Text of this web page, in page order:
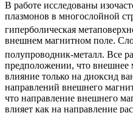
В работе исследованы
плазмонов в многослойной
гиперболическая
внешнем магнитном поле.
полупроводник-металл. Все
предположении, что внешнее
влияние только на диоксид
направлений внешнего
что направление внешнего
влияет как на направление